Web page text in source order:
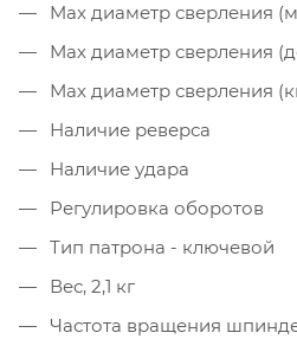
Max диаметр сверления
Мах диаметр сверления
Мах диаметр сверления
Наличие реверса
Наличие удара
Регулировка оборотов
Тип патрона - ключевой
Вес, 2,1 кг
Частота вращения